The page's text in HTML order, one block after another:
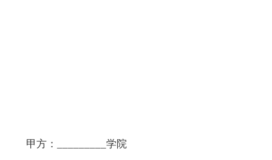
甲方：_________学院